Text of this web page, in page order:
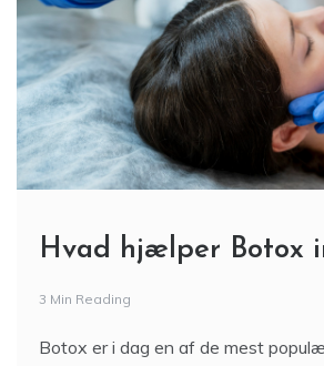
Hvad hjælper Botox
3 Min Reading
Botox er i dag en af de mest